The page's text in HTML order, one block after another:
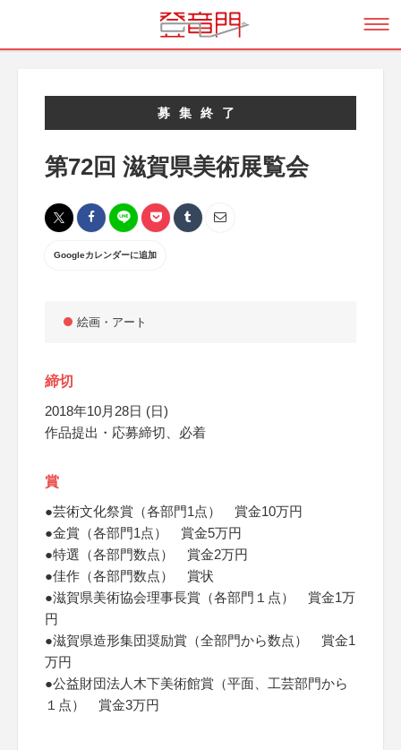
募集終了
第72回 滋賀県美術展覧会
Googleカレンダーに追加
絵画・アート
締切
2018年10月28日 (日)
作品提出・応募締切、必着
賞
●芸術文化祭賞（各部門1点） 賞金10万円
●金賞（各部門1点） 賞金5万円
●特選（各部門数点） 賞金2万円
●佳作（各部門数点） 賞状
●滋賀県美術協会理事長賞（各部門１点） 賞金1万
円
●滋賀県造形集団奨励賞（全部門から数点） 賞金1
万円
●公益財団法人木下美術館賞（平面、工芸部門から
１点） 賞金3万円